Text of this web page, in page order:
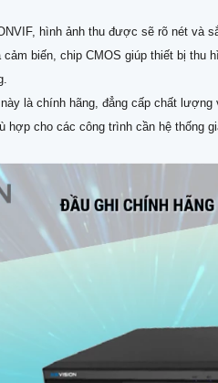
hình ảnh thu được sẽ rõ nét và
biến, chip CMOS giúp thiết bị thu
là chính hãng, đẳng cấp chất
hợp cho các công trình cần hệ thống